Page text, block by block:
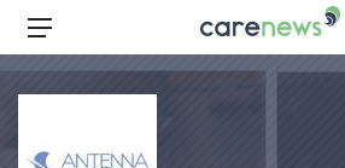
Aller
contenu
principal
Carenews,
Le
média
Menu